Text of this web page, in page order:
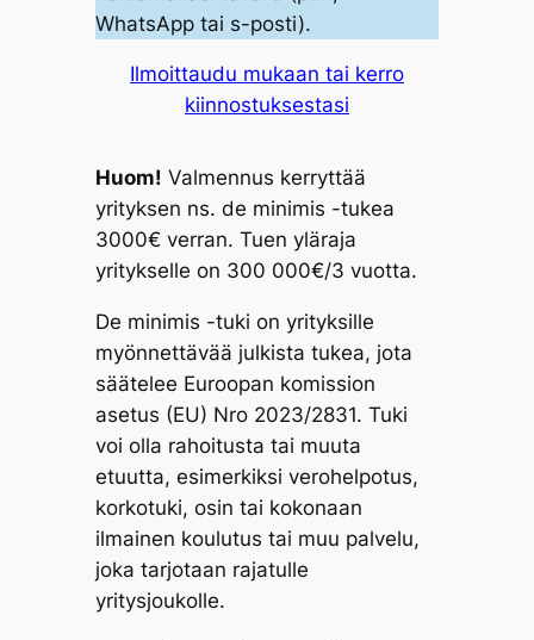
WhatsApp tai s-posti).
Ilmoittaudu mukaan tai kerro
kiinnostuksestasi
Huom! Valmennus kerryttää
yrityksen ns. de minimis -tukea
3000€ verran. Tuen yläraja
yritykselle on 300 000€/3 vuotta.
De minimis -tuki on yrityksille
myönnettävää julkista tukea, jota
säätelee Euroopan komission
asetus (EU) Nro 2023/2831. Tuki
voi olla rahoitusta tai muuta
etuutta, esimerkiksi verohelpotus,
korkotuki, osin tai kokonaan
ilmainen koulutus tai muu palvelu,
joka tarjotaan rajatulle
yritysjoukolle.